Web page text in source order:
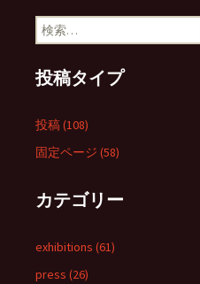
検
索:
投稿タイプ
投稿 (108)
固定ページ (58)
カテゴリー
exhibitions (61)
press (26)